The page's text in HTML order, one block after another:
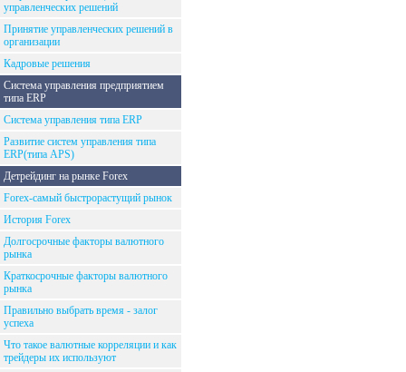
управленческих решений
Принятие управленческих решений в
организации
Кадровые решения
Система управления предприятием
типа ERP
Система управления типа ERP
Развитие систем управления типа
ERP(типа APS)
Детрейдинг на рынке Forex
Forex-самый быстрорастущий рынок
История Forex
Долгосрочные факторы валютного
рынка
Краткосрочные факторы валютного
рынка
Правильно выбрать время - залог
успеха
Что такое валютные корреляции и как
трейдеры их используют